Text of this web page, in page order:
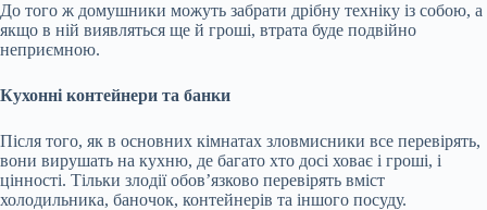
До того ж домушники можуть забрати дрібну техніку із собою, а
якщо в ній виявляться ще й гроші, втрата буде подвійно
неприємною.
Кухонні контейнери та банки
Після того, як в основних кімнатах зловмисники все перевірять,
вони вирушать на кухню, де багато хто досі ховає і гроші, і
цінності. Тільки злодії обов’язково перевірять вміст
холодильника, баночок, контейнерів та іншого посуду.